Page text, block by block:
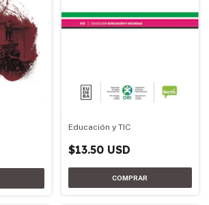
Educación y TIC
$13.50 USD